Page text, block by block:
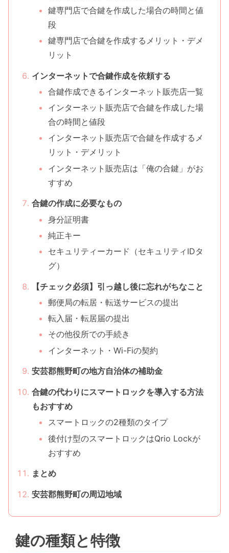
鍵専門店で合鍵を作成した場合の時間と値
段
鍵専門店で合鍵を作成するメリット・デメ
リット
インターネットで合鍵作成を依頼する
合鍵作成できるインターネット販売店一覧
インターネット販売店で合鍵を作成した場
合の時間と値段
インターネット販売店で合鍵を作成するメ
リット・デメリット
インターネット販売店は「俺の合鍵」がお
すすめ
合鍵の作成に必要なもの
身分証明書
純正キー
セキュリティーカード（セキュリティIDタ
グ）
【チェック必須】引っ越し後に忘れがちなこと
郵便局の転居・転送サービスの提出
転入届・転居届の提出
その他役所での手続き
インターネット・Wi-Fiの契約
安芸郡熊野町の地方自治体の補助金
合鍵の代わりにスマートロックを導入する方法
もおすすめ
スマートロックの2種類のタイプ
後付け型のスマートロックはQrio Lockが
おすすめ
まとめ
安芸郡熊野町の周辺地域
鍵の種類と特徴